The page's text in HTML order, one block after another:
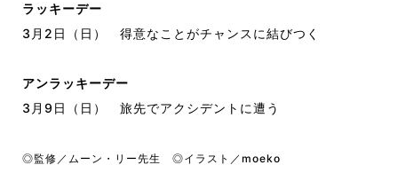
ラッキーデー
3月2日（日） 得意なことがチャンスに結びつく
アンラッキーデー
3月9日（日） 旅先でアクシデントに遭う
◎監修／ムーン・リー先生 ◎イラスト／moeko